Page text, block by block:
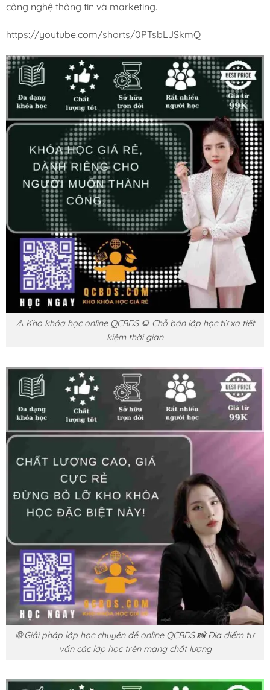
công nghệ thông tin và marketing.
https://youtube.com/shorts/0PTsbLJSkmQ
⚠️ Kho khóa học online QCBDS 🌻 Chỗ bán lớp học từ xa tiết
kiệm thời gian
🌐 Giải pháp lớp học chuyên đề online QCBDS 📸 Địa điểm tư
vấn các lớp học trên mạng chất lượng